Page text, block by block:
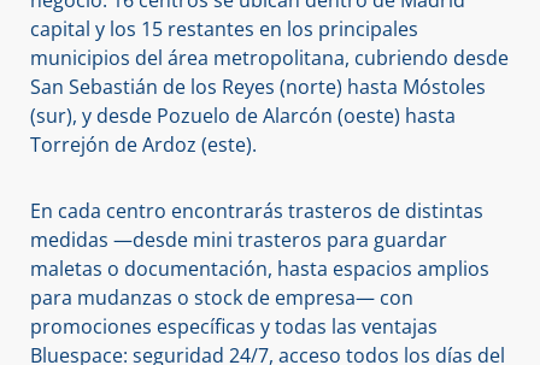
capital y los 15 restantes en los principales
municipios del área metropolitana, cubriendo desde
San Sebastián de los Reyes (norte) hasta Móstoles
(sur), y desde Pozuelo de Alarcón (oeste) hasta
Torrejón de Ardoz (este).
En cada centro encontrarás trasteros de distintas
medidas —desde mini trasteros para guardar
maletas o documentación, hasta espacios amplios
para mudanzas o stock de empresa— con
promociones específicas y todas las ventajas
Bluespace: seguridad 24/7, acceso todos los días del